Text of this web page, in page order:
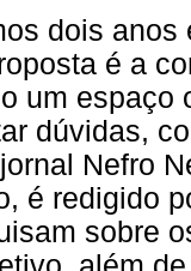
dois
é a
um espaço
dúvidas,
Nefro
é redigido
sobre